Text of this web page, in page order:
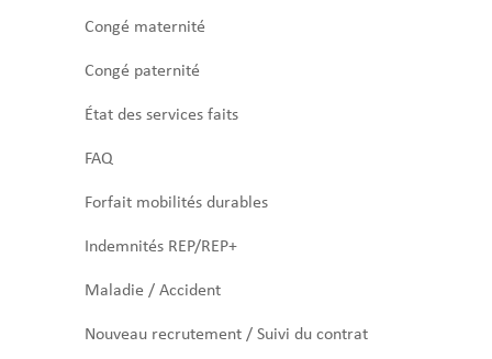
Congé maternité
Congé paternité
État des services faits
FAQ
Forfait mobilités durables
Indemnités REP/REP+
Maladie / Accident
Nouveau recrutement / Suivi du contrat